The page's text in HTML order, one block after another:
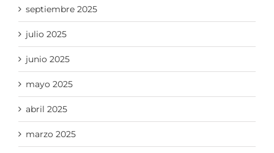
septiembre 2025
julio 2025
junio 2025
mayo 2025
abril 2025
marzo 2025